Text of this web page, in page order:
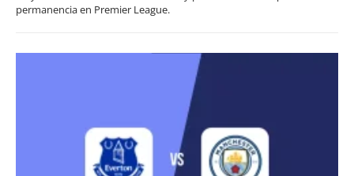
permanencia en Premier League.